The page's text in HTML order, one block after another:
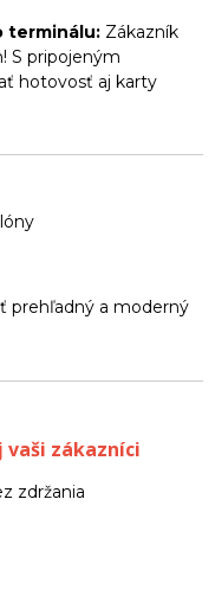
terminálu: Zákazník
S pripojeným
hotovosť aj karty
prehľadný a moderný
zákazníci
zdržania